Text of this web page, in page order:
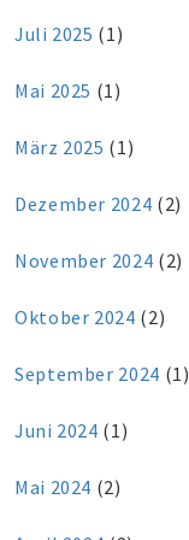
Juli 2025 (1)
Mai 2025 (1)
März 2025 (1)
Dezember 2024 (2)
November 2024 (2)
Oktober 2024 (2)
September 2024 (1)
Juni 2024 (1)
Mai 2024 (2)